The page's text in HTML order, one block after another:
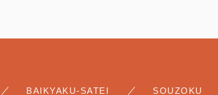
BAIKYAKU-SATEI
SOUZOKU